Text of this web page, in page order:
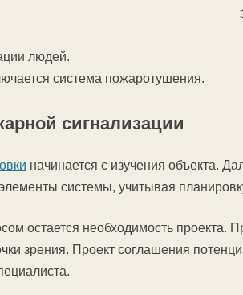
людей.
система пожаротушения.
сигнализации
начинается с изучения объекта.
системы, учитывая
остается необходимость проекта.
зрения. Проект соглашения